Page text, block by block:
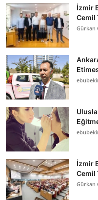
İzmir
Cemil
Gürkan
İzmir
Cemil
Gürkan